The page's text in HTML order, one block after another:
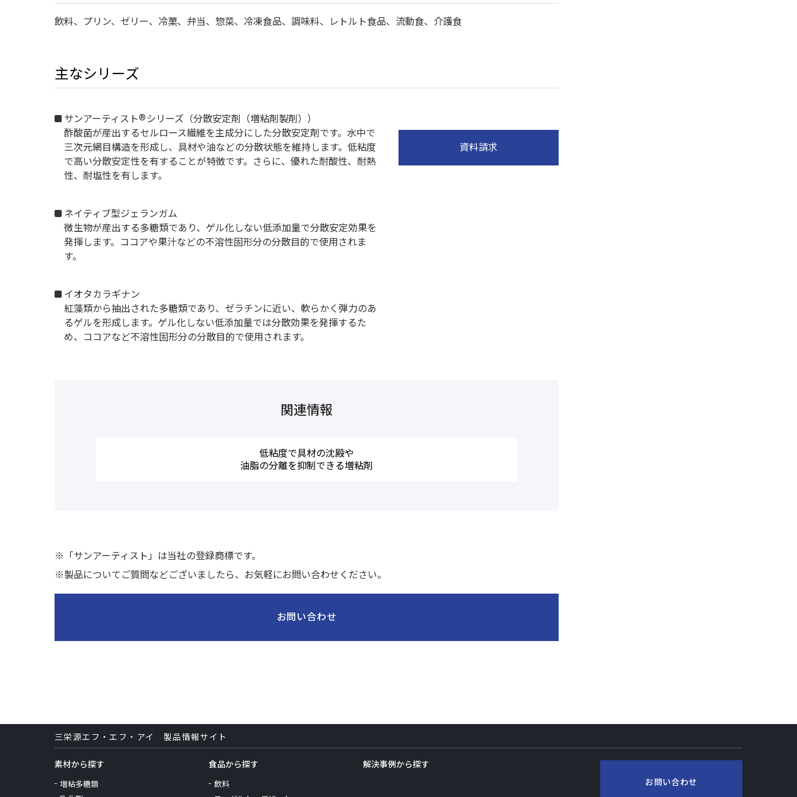
飲料、プリン、ゼリー、冷菓、弁当、惣菜、冷凍食品、調味料、レトルト食品、流動食、介護食
主なシリーズ
サンアーティスト® シリーズ（分散安定剤（増粘剤製剤））
酢酸菌が産出するセルロース繊維を主成分にした分散安定剤です。水中で
三次元網目構造を形成し、具材や油などの分散状態を維持します。低粘度
で高い分散安定性を有することが特徴です。さらに、優れた耐酸性、耐熱
性、耐塩性を有します。
資料請求
ネイティブ型ジェランガム
微生物が産出する多糖類であり、ゲル化しない低添加量で分散安定効果を
発揮します。ココアや果汁などの不溶性固形分の分散目的で使用されま
す。
イオタカラギナン
紅藻類から抽出された多糖類であり、ゼラチンに近い、軟らかく弾力のあ
るゲルを形成します。ゲル化しない低添加量では分散効果を発揮するた
め、ココアなど不溶性固形分の分散目的で使用されます。
関連情報
低粘度で具材の沈殿や
油脂の分離を抑制できる増粘剤
※「サンアーティスト」は当社の登録商標です。
※製品についてご質問などございましたら、お気軽にお問い合わせください。
お問い合わせ
三栄源エフ・エフ・アイ 製品情報サイト
素材から探す
増粘多糖類
食品から探す
飲料
解決事例から探す
お問い合わせ